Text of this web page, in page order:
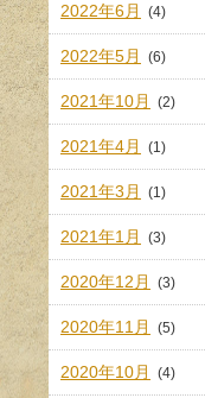
2022年6月 (4)
2022年5月 (6)
2021年10月 (2)
2021年4月 (1)
2021年3月 (1)
2021年1月 (3)
2020年12月 (3)
2020年11月 (5)
2020年10月 (4)